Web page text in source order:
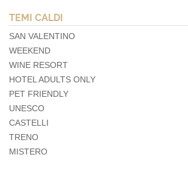
TEMI CALDI
SAN VALENTINO
WEEKEND
WINE RESORT
HOTEL ADULTS ONLY
PET FRIENDLY
UNESCO
CASTELLI
TRENO
MISTERO